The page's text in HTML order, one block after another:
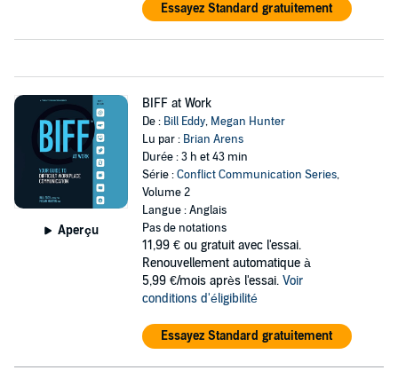
Essayez Standard gratuitement
Aperçu
BIFF at Work
De : Bill Eddy, Megan Hunter
Lu par : Brian Arens
Durée : 3 h et 43 min
Série :Conflict Communication Series,
Volume 2
Langue : Anglais
Pas de notations
11,99 € ou gratuit avec l'essai.
Renouvellement automatique à
5,99 €/mois après l'essai. Voir
conditions d'éligibilité
Essayez Standard gratuitement